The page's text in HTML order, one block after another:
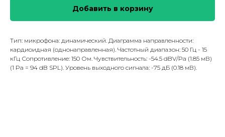
Добавить в корзину
Тип: микрофона: динамический. Диаграмма направленности:
кардиоидная (однонаправленная). Частотный диапазон: 50 Гц - 15
кГц Сопротивление: 150 Ом. Чувствительность: -54.5 dBV/Pa (1.85 мВ)
(1 Pa = 94 dB SPL). Уровень выходного сигнала: -75 дБ (0.18 мВ).